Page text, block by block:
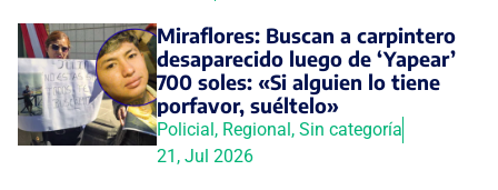
Miraflores: Buscan a carpintero
desaparecido luego de ‘Yapear’
700 soles: «Si alguien lo tiene
porfavor, suéltelo»
Policial, Regional, Sin categoría
21, Jul 2026